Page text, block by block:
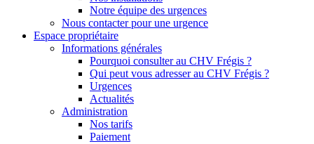
Notre équipe des urgences
Nous contacter pour une urgence
Espace propriétaire
Informations générales
Pourquoi consulter au CHV Frégis ?
Qui peut vous adresser au CHV Frégis ?
Urgences
Actualités
Administration
Nos tarifs
Paiement